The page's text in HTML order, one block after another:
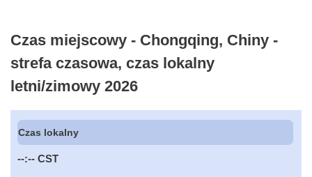
Czas miejscowy - Chongqing, Chiny -
strefa czasowa, czas lokalny
letni/zimowy 2026
Czas lokalny
--:-- CST